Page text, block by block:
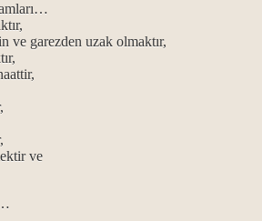
ve garezden uzak olmaktır,
ve